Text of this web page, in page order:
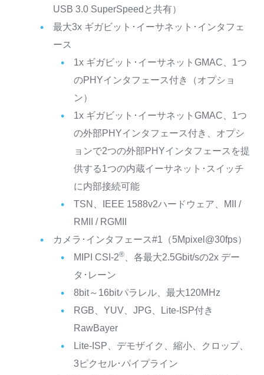
USB 3.0 SuperSpeedと共有）
最大3x ギガビット･イーサネット･インタフェ
ース
1x ギガビット･イーサネットGMAC、1つ
のPHYインタフェース付き（オプショ
ン）
1x ギガビット･イーサネットGMAC、1つ
の外部PHYインタフェース付き、オプシ
ョンで2つの外部PHYインタフェースを提
供する1つの内蔵イーサネット･スイッチ
に内部接続可能
TSN、IEEE 1588v2ハードウェア、MII /
RMII / RGMII
カメラ･インタフェース#1（5Mpixel@30fps）
MIPI CSI-2®、各最大2.5Gbit/sの2x デー
タ･レーン
8bit～16bitパラレル、最大120MHz
RGB、YUV、JPG、Lite-ISP付き
RawBayer
Lite-ISP、デモザイク、縮小、クロップ、
3ピクセル･パイプライン